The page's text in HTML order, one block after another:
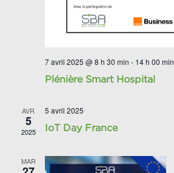
7 avril 2025 @ 8 h 30 min - 14 h 00 min
Plénière Smart Hospital
AVR
5
2025
5 avril 2025
IoT Day France
MAR